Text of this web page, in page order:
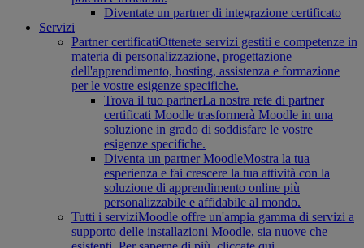
Diventate un partner di integrazione certificato
Servizi
Partner certificatiOttenete servizi gestiti e competenze in
materia di personalizzazione, progettazione
dell'apprendimento, hosting, assistenza e formazione
per le vostre esigenze specifiche.
Trova il tuo partnerLa nostra rete di partner
certificati Moodle trasformerà Moodle in una
soluzione in grado di soddisfare le vostre
esigenze specifiche.
Diventa un partner MoodleMostra la tua
esperienza e fai crescere la tua attività con la
soluzione di apprendimento online più
personalizzabile e affidabile al mondo.
Tutti i serviziMoodle offre un'ampia gamma di servizi a
supporto delle installazioni Moodle, sia nuove che